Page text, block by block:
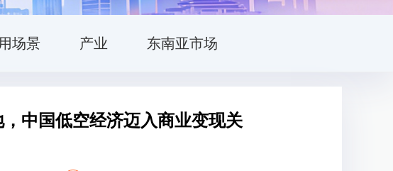
场景 产业 东南亚市场
中国低空经济迈入商业变现关